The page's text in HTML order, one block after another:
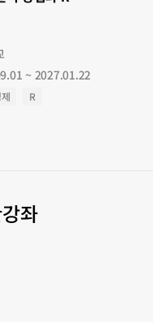
~ 2027.01.22
R
좌